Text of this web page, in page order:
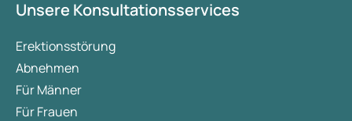
Unsere Konsultationsservices
Erektionsstörung
Abnehmen
Für Männer
Für Frauen